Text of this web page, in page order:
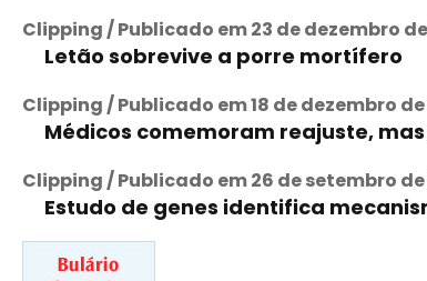
Clipping / Publicado em 23 de dezembro
Letão sobrevive a porre mortífero
Clipping / Publicado em 18 de dezembro
Médicos comemoram reajuste,
Clipping / Publicado em 26 de setembro de
Estudo de genes identifica